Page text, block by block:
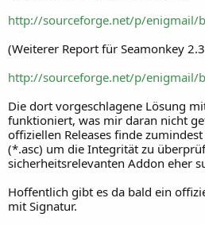
http://sourceforge.net/p/enigmail/
(Weiterer Report für Seamonkey
http://sourceforge.net/p/enigmail/
Die dort vorgeschlagene Lösung
funktioniert, was mir daran nicht
offiziellen Releases finde
(*.asc) um die Integrität zu
sicherheitsrelevanten Addon eher
Hoffentlich gibt es da bald ein
mit Signatur.